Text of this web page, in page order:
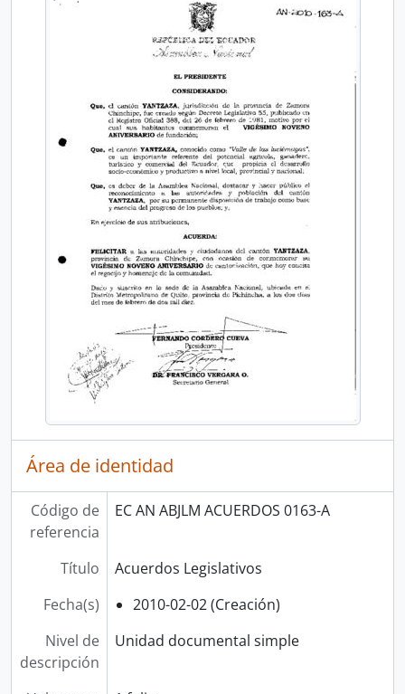
Área de identidad
Código de
referencia
EC AN ABJLM ACUERDOS 0163-A
Título
Acuerdos Legislativos
Fecha(s)
2010-02-02 (Creación)
Nivel de
descripción
Unidad documental simple